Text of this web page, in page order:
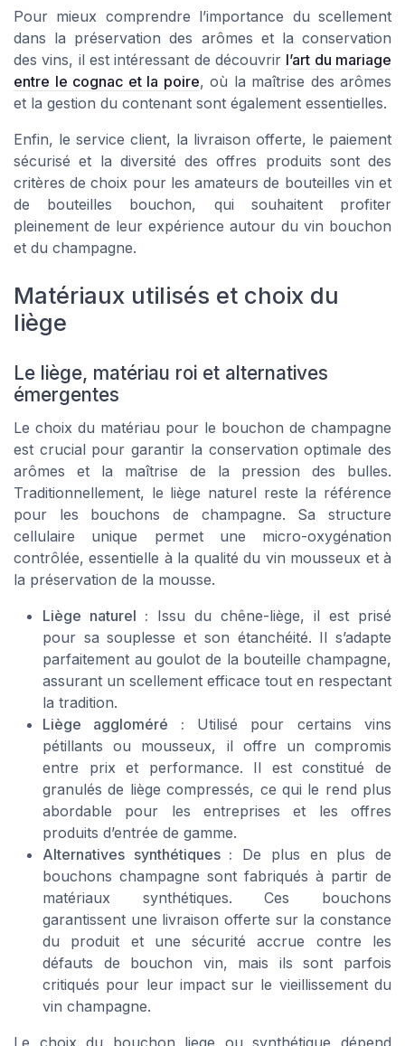
Pour mieux comprendre l’importance du scellement
dans la préservation des arômes et la conservation
des vins, il est intéressant de découvrir l’art du mariage
entre le cognac et la poire, où la maîtrise des arômes
et la gestion du contenant sont également essentielles.
Enfin, le service client, la livraison offerte, le paiement
sécurisé et la diversité des offres produits sont des
critères de choix pour les amateurs de bouteilles vin et
de bouteilles bouchon, qui souhaitent profiter
pleinement de leur expérience autour du vin bouchon
et du champagne.
Matériaux utilisés et choix du
liège
Le liège, matériau roi et alternatives
émergentes
Le choix du matériau pour le bouchon de champagne
est crucial pour garantir la conservation optimale des
arômes et la maîtrise de la pression des bulles.
Traditionnellement, le liège naturel reste la référence
pour les bouchons de champagne. Sa structure
cellulaire unique permet une micro-oxygénation
contrôlée, essentielle à la qualité du vin mousseux et à
la préservation de la mousse.
Liège naturel : Issu du chêne-liège, il est prisé
pour sa souplesse et son étanchéité. Il s’adapte
parfaitement au goulot de la bouteille champagne,
assurant un scellement efficace tout en respectant
la tradition.
Liège aggloméré : Utilisé pour certains vins
pétillants ou mousseux, il offre un compromis
entre prix et performance. Il est constitué de
granulés de liège compressés, ce qui le rend plus
abordable pour les entreprises et les offres
produits d’entrée de gamme.
Alternatives synthétiques : De plus en plus de
bouchons champagne sont fabriqués à partir de
matériaux synthétiques. Ces bouchons
garantissent une livraison offerte sur la constance
du produit et une sécurité accrue contre les
défauts de bouchon vin, mais ils sont parfois
critiqués pour leur impact sur le vieillissement du
vin champagne.